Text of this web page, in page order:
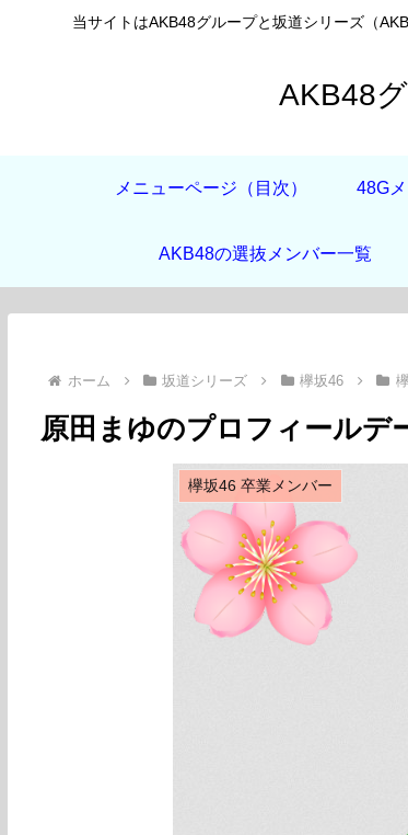
当サイトはAKB48グループと坂道シリーズ（
AKB48
メニューページ（目次） 48G
AKB48の選抜メンバー一覧
ホーム 坂道シリーズ 欅坂46
原田まゆのプロフィールデ
欅坂46 卒業メンバー